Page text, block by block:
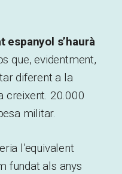
espanyol s’haurà
que, evidentment,
diferent a la
creixent. 20.000
militar.
l’equivalent
fundat als anys